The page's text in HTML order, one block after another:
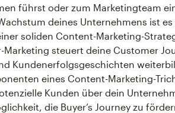
führst oder zum Marketingteam
deines Unternehmens ist es
soliden Content-Marketing-
steuert deine Customer
Kundenerfolgsgeschichten
eines Content-Marketing-
Kunden über dein
die Buyer’s Journey zu